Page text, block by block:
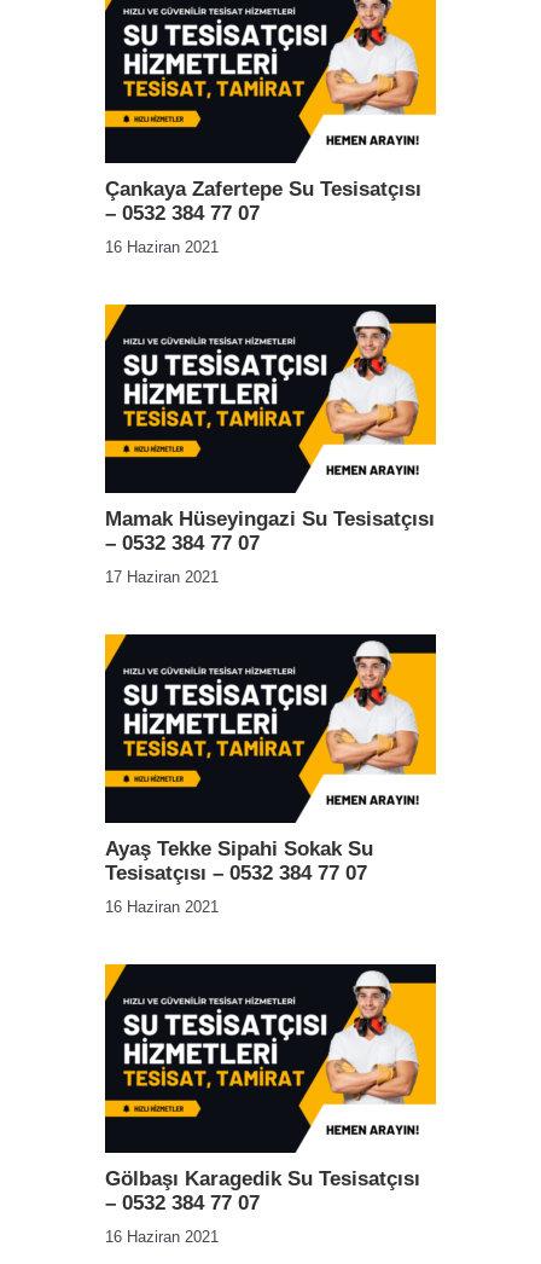
Çankaya Zafertepe Su Tesisatçısı
– 0532 384 77 07
16 Haziran 2021
Mamak Hüseyingazi Su Tesisatçısı
– 0532 384 77 07
17 Haziran 2021
Ayaş Tekke Sipahi Sokak Su
Tesisatçısı – 0532 384 77 07
16 Haziran 2021
Gölbaşı Karagedik Su Tesisatçısı
– 0532 384 77 07
16 Haziran 2021